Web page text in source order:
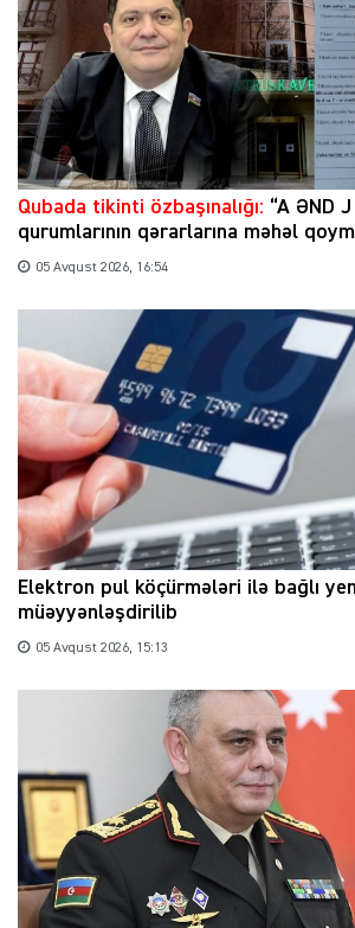
Qubada tikinti özbaşınalığı: “A ƏND
qurumlarının qərarlarına məhəl
05 Avqust 2026, 16:54
Elektron pul köçürmələri ilə bağlı
müəyyənləşdirilib
05 Avqust 2026, 15:13